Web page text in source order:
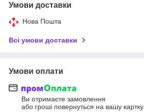
Умови доставки
Нова Пошта
Всі умови доставки
Умови оплати
Ви отримаєте замовлення
або гроші повернуться на вашу картку